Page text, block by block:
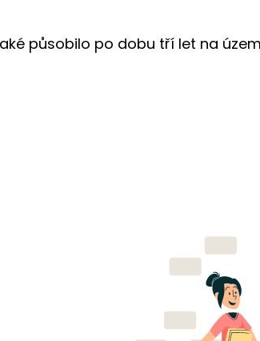
působilo po dobu tří let na